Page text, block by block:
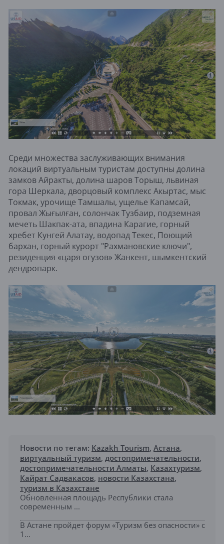
Среди множества заслуживающих внимания
локаций виртуальным туристам доступны долина
замков Айракты, долина шаров Торыш, львиная
гора Шеркала, дворцовый комплекс Акыртас, мыс
Токмак, урочище Тамшалы, ущелье Капамсай,
провал Жығылған, солончак Тузбаир, подземная
мечеть Шакпак-ата, впадина Карагие, горный
хребет Кунгей Алатау, водопад Текес, Поющий
бархан, горный курорт "Рахмановские ключи",
резиденция «царя огузов» Жанкент, шымкентский
дендропарк.
Новости по тегам: Kazakh Tourism, Астана,
виртуальный туризм, достопримечательности,
достопримечательности Алматы, Казахтуризм,
Кайрат Садвакасов, новости Казахстана,
туризм в Казахстане
Обновленная площадь Республики стала
современным ...
В Астане пройдет форум «Туризм без опасности» с
1...